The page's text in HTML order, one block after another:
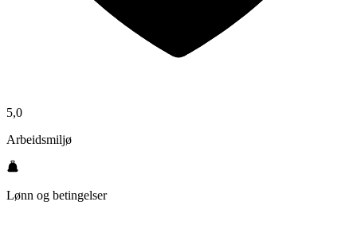
5,0
Arbeidsmiljø
Lønn og betingelser